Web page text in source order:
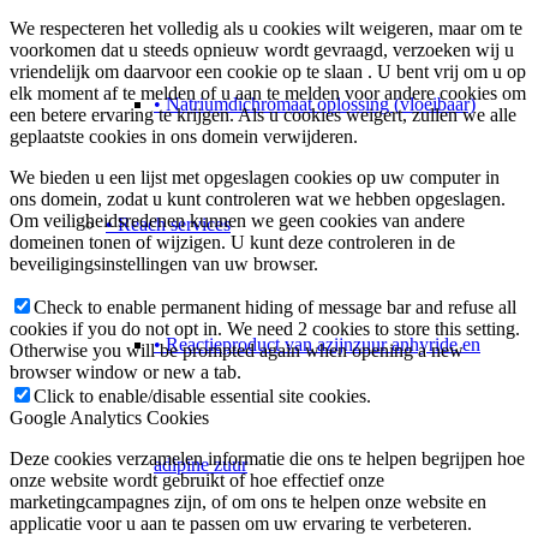
• Natriumdichromaat oplossing (vloeibaar)
• Reach services
• Reactieproduct van azijnzuur anhyride en
adipine zuur
We respecteren het volledig als u cookies wilt weigeren, maar om te
voorkomen dat u steeds opnieuw wordt gevraagd, verzoeken wij u
vriendelijk om daarvoor een cookie op te slaan . U bent vrij om u op
elk moment af te melden of u aan te melden voor andere cookies om
een ​​betere ervaring te krijgen. Als u cookies weigert, zullen we alle
geplaatste cookies in ons domein verwijderen.
We bieden u een lijst met opgeslagen cookies op uw computer in
ons domein, zodat u kunt controleren wat we hebben opgeslagen.
Om veiligheidsredenen kunnen we geen cookies van andere
domeinen tonen of wijzigen. U kunt deze controleren in de
beveiligingsinstellingen van uw browser.
Check to enable permanent hiding of message bar and refuse all
cookies if you do not opt in. We need 2 cookies to store this setting.
Otherwise you will be prompted again when opening a new
browser window or new a tab.
Click to enable/disable essential site cookies.
Google Analytics Cookies
Deze cookies verzamelen informatie die ons te helpen begrijpen hoe
onze website wordt gebruikt of hoe effectief onze
marketingcampagnes zijn, of om ons te helpen onze website en
applicatie voor u aan te passen om uw ervaring te verbeteren.